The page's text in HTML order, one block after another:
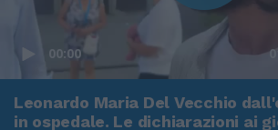
00:00
Leonardo Maria Del Vecchio
in ospedale. Le dichiarazioni ai